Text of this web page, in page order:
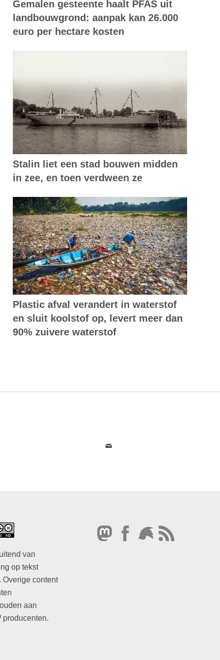
Gemalen gesteente haalt PFAS uit
landbouwgrond: aanpak kan 26.000
euro per hectare kosten
Stalin liet een stad bouwen midden
in zee, en toen verdween ze
Plastic afval verandert in waterstof
en sluit koolstof op, levert meer dan
90% zuivere waterstof
van
op tekst
Overige content
aan
producenten.